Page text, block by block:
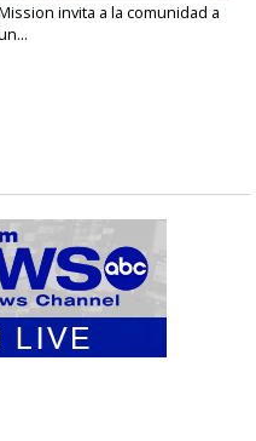
invita a la comunidad a